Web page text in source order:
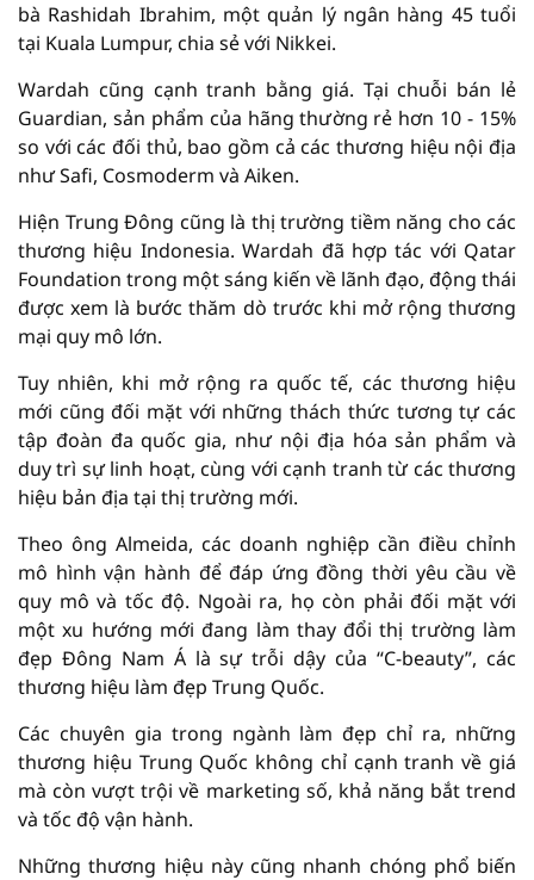
bà Rashidah Ibrahim, một quản lý ngân hàng 45 tuổi
tại Kuala Lumpur, chia sẻ với Nikkei.
Wardah cũng cạnh tranh bằng giá. Tại chuỗi bán lẻ
Guardian, sản phẩm của hãng thường rẻ hơn 10 - 15%
so với các đối thủ, bao gồm cả các thương hiệu nội địa
như Safi, Cosmoderm và Aiken.
Hiện Trung Đông cũng là thị trường tiềm năng cho các
thương hiệu Indonesia. Wardah đã hợp tác với Qatar
Foundation trong một sáng kiến về lãnh đạo, động thái
được xem là bước thăm dò trước khi mở rộng thương
mại quy mô lớn.
Tuy nhiên, khi mở rộng ra quốc tế, các thương hiệu
mới cũng đối mặt với những thách thức tương tự các
tập đoàn đa quốc gia, như nội địa hóa sản phẩm và
duy trì sự linh hoạt, cùng với cạnh tranh từ các thương
hiệu bản địa tại thị trường mới.
Theo ông Almeida, các doanh nghiệp cần điều chỉnh
mô hình vận hành để đáp ứng đồng thời yêu cầu về
quy mô và tốc độ. Ngoài ra, họ còn phải đối mặt với
một xu hướng mới đang làm thay đổi thị trường làm
đẹp Đông Nam Á là sự trỗi dậy của “C-beauty”, các
thương hiệu làm đẹp Trung Quốc.
Các chuyên gia trong ngành làm đẹp chỉ ra, những
thương hiệu Trung Quốc không chỉ cạnh tranh về giá
mà còn vượt trội về marketing số, khả năng bắt trend
và tốc độ vận hành.
Những thương hiệu này cũng nhanh chóng phổ biến